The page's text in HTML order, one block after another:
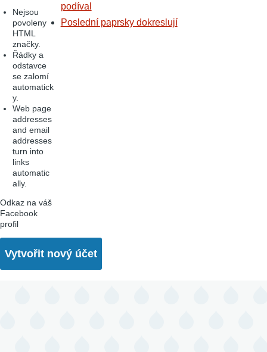
Nejsou
povoleny
HTML
značky.
Řádky a
odstavce
se zalomí
automatick
y.
Web page
addresses
and email
addresses
turn into
links
automatic
ally.
Odkaz na váš
Facebook
profil
podíval
Poslední paprsky dokreslují